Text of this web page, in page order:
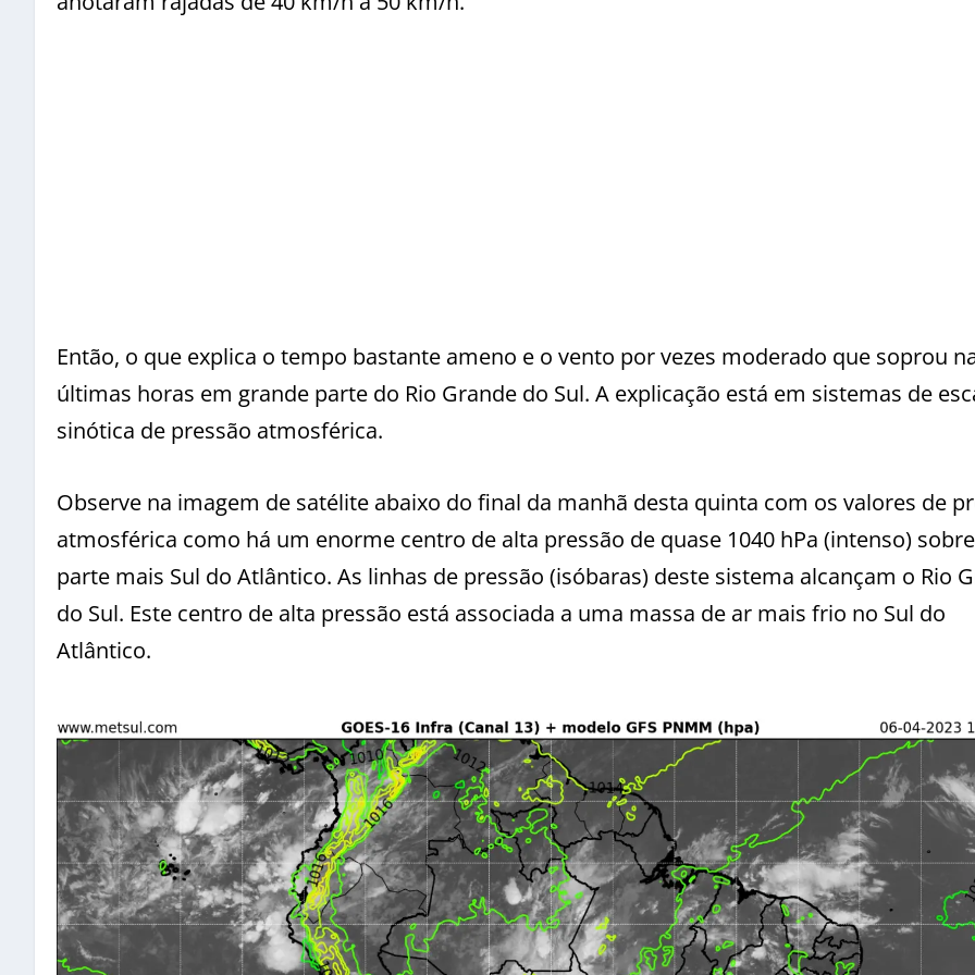
Então, o que explica o tempo bastante ameno e o vento por vezes moderado que soprou
últimas horas em grande parte do Rio Grande do Sul. A explicação está em sistemas de
sinótica de pressão atmosférica.
Observe na imagem de satélite abaixo do final da manhã desta quinta com os valores de
atmosférica como há um enorme centro de alta pressão de quase 1040 hPa (intenso)
parte mais Sul do Atlântico. As linhas de pressão (isóbaras) deste sistema alcançam o Rio
do Sul. Este centro de alta pressão está associada a uma massa de ar mais frio no Sul do
Atlântico.